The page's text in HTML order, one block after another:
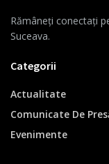
Rămâneți conectați
Suceava.
Categorii
Actualitate
Comunicate De
Evenimente